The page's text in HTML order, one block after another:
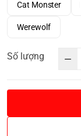
Cat Monster
Werewolf
Số lượng